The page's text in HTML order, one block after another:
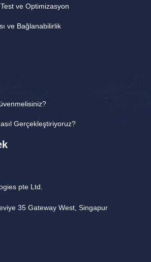
ve Optimizasyon
ve Bağlanabilirlik
Gerçekleştiriyoruz?
pte Ltd.
35 Gateway West, Singapur